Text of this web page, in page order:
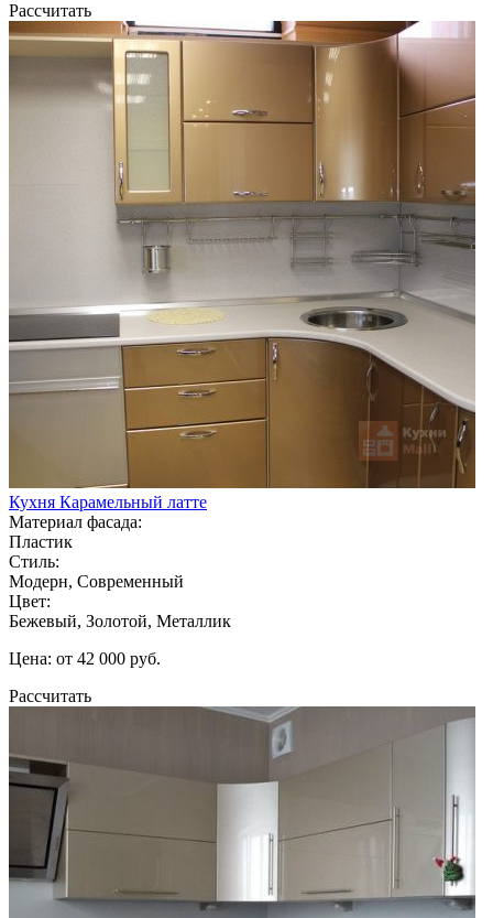
Рассчитать
Кухня Карамельный латте
Материал фасада:
Пластик
Стиль:
Модерн, Современный
Цвет:
Бежевый, Золотой, Металлик
Цена: от 42 000 руб.
Рассчитать